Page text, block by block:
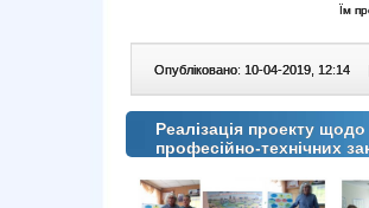
Їм
Опубліковано: 10-04-2019, 12:14
Реалізація проекту
професійно-технічних